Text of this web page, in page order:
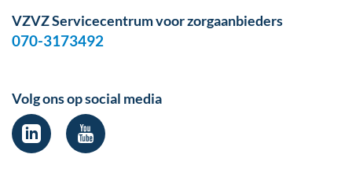
VZVZ Servicecentrum voor zorgaanbieders
070-3173492
Volg ons op social media